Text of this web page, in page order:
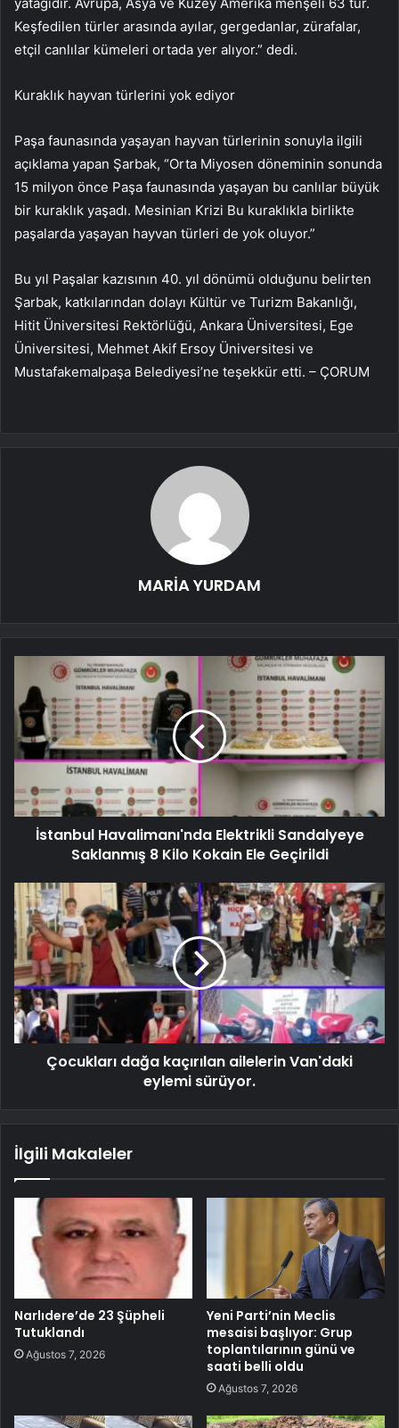
Keşfedilen türler arasında ayılar, gergedanlar, zürafalar,
etçil canlılar kümeleri ortada yer alıyor.” dedi.
Kuraklık hayvan türlerini yok ediyor
Paşa faunasında yaşayan hayvan türlerinin sonuyla ilgili
açıklama yapan Şarbak, “Orta Miyosen döneminin sonunda
15 milyon önce Paşa faunasında yaşayan bu canlılar büyük
bir kuraklık yaşadı. Mesinian Krizi Bu kuraklıkla birlikte
paşalarda yaşayan hayvan türleri de yok oluyor.”
Bu yıl Paşalar kazısının 40. yıl dönümü olduğunu belirten
Şarbak, katkılarından dolayı Kültür ve Turizm Bakanlığı,
Hitit Üniversitesi Rektörlüğü, Ankara Üniversitesi, Ege
Üniversitesi, Mehmet Akif Ersoy Üniversitesi ve
Mustafakemalpaşa Belediyesi’ne teşekkür etti. – ÇORUM
MARİA YURDAM
İstanbul Havalimanı'nda Elektrikli Sandalyeye
Saklanmış 8 Kilo Kokain Ele Geçirildi
Çocukları dağa kaçırılan ailelerin Van'daki
eylemi sürüyor.
İlgili Makaleler
Narlıdere’de 23 Şüpheli
Tutuklandı
Ağustos 7, 2026
Yeni Parti’nin Meclis
mesaisi başlıyor: Grup
toplantılarının günü ve
saati belli oldu
Ağustos 7, 2026